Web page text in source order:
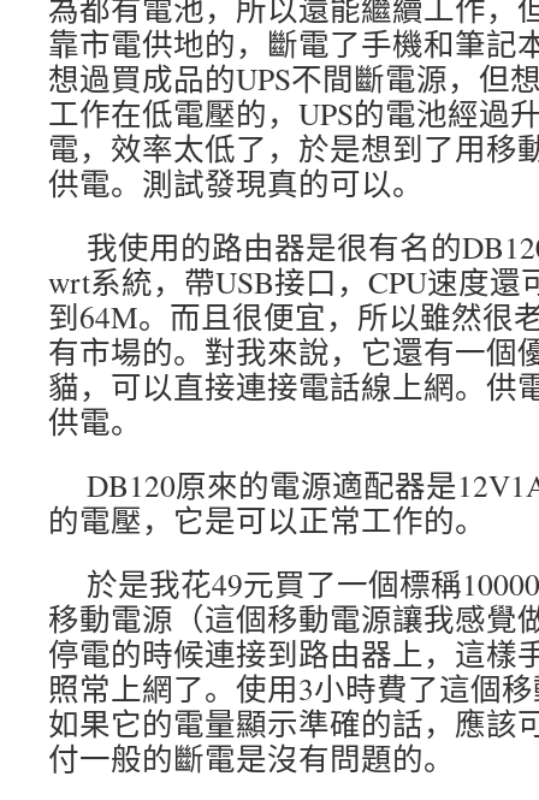
為都有電池，所以還能繼續工作，
靠市電供地的，斷電了手機和筆記
想過買成品的UPS不間斷電源，但
工作在低電壓的，UPS的電池經過
電，效率太低了，於是想到了用移
供電。測試發現真的可以。
我使用的路由器是很有名的
wrt系統，帶USB接口，CPU速度
到64M。而且很便宜，所以雖然很
有市場的。對我來說，它還有一個
貓，可以直接連接電話線上網。供
供電。
DB120原來的電源適配器是
的電壓，它是可以正常工作的。
於是我花49元買了一個標稱
移動電源（這個移動電源讓我感覺
停電的時候連接到路由器上，這樣
照常上網了。使用3小時費了這個
如果它的電量顯示準確的話，應該
付一般的斷電是沒有問題的。